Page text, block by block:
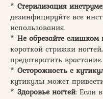
* Стерилизация
дезинфицируйте все
использования.
* Не обрезайте слишком
короткой стрижки
предотвратить врастание.
* Осторожность с
кутикулы может
* Здоровье ногтей: Если